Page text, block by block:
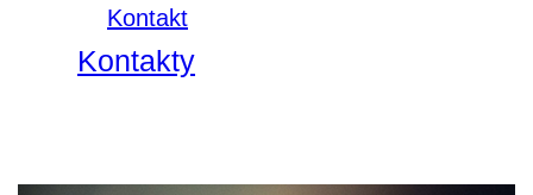
Kontakt
Kontakty